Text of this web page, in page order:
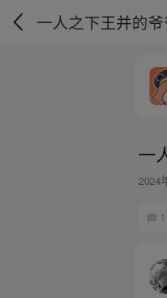
一人之下王并的
一
2024